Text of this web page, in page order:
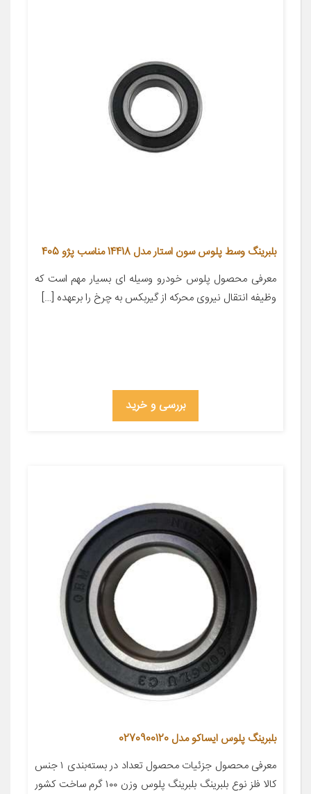
بلبرینگ وسط پلوس سون استار مدل 14418 مناسب پژو 405
معرفی محصول پلوس خودرو وسیله ای بسیار مهم است که
وظیفه انتقال نیروی محرکه از گیربکس به چرخ را برعهده […]
بررسی و خرید
بلبرینگ پلوس ایساکو مدل 0270900120
معرفی محصول جزئیات محصول تعداد در بسته‌بندی ۱ جنس
کالا فلز نوع بلبرینگ بلبرینگ پلوس وزن ۱۰۰ گرم ساخت کشور